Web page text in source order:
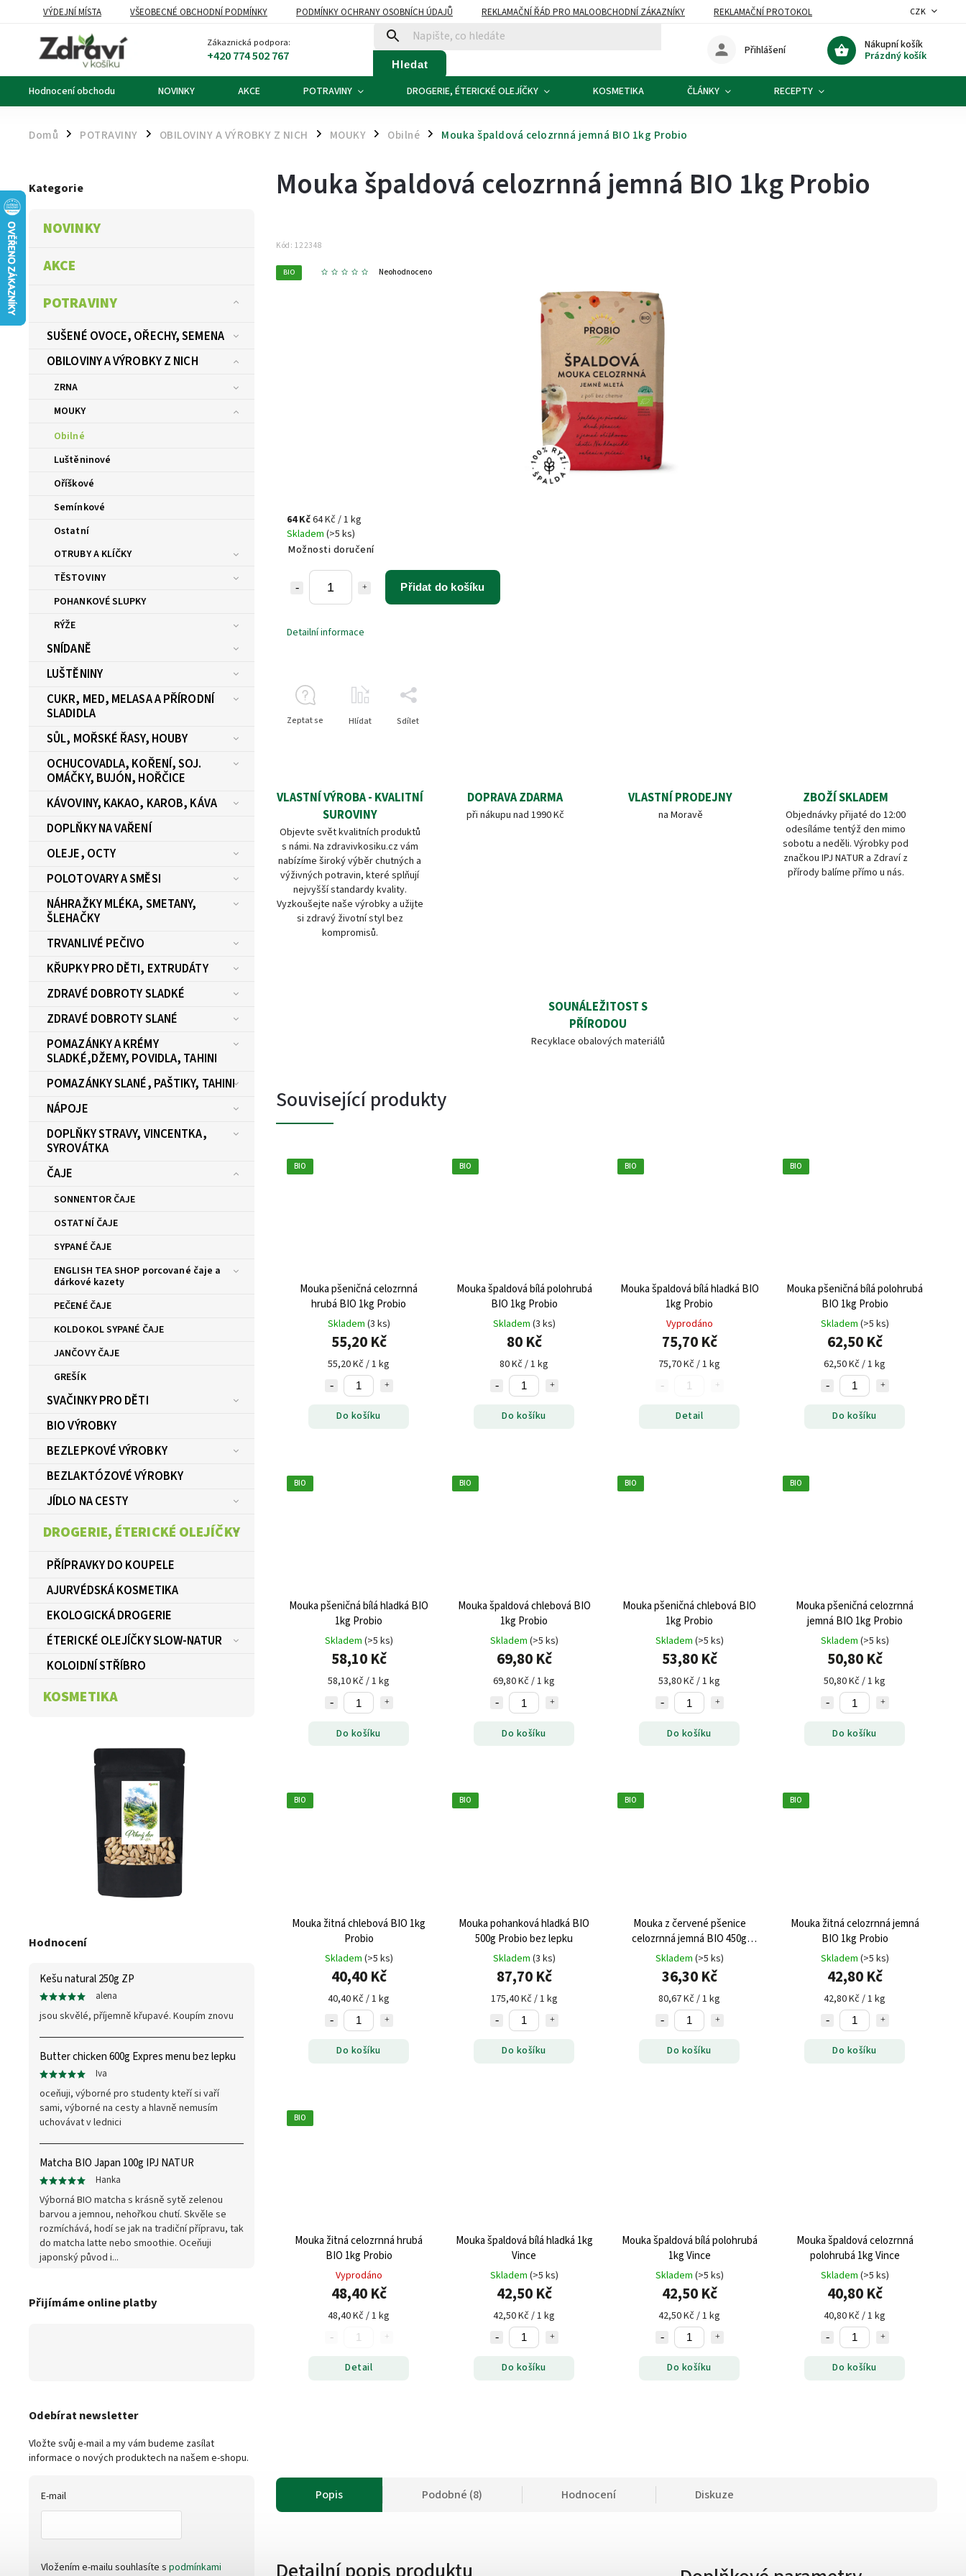
VÝDEJNÍ MÍSTA VŠEOBECNÉ OBCHODNÍ PODMÍNKY PODMÍNKY OCHRANY OSOBNÍCH ÚDAJŮ REKLAMAČNÍ ŘÁD PRO MALOOBCHODNÍ ZÁKAZNÍKY
REKLAMAČNÍ PROTOKOL
OZNÁMENÍ O ODSTOUPENÍ OD KUPNÍ SMLOUVY
KONTAKTY
CZK
Zákaznická podpora:
+420 774 502 767 Hledat
Nákupní košík
Prázdný košík
Přihlášení
Hodnocení obchodu NOVINKY AKCE POTRAVINY DROGERIE, ÉTERICKÉ OLEJÍČKY KOSMETIKA ČLÁNKY RECEPTY
Domů / POTRAVINY / OBILOVINY A VÝROBKY Z NICH / MOUKY / Obilné / Mouka špaldová celozrnná jemná BIO 1kg Probio
Kategorie
NOVINKY
AKCE
POTRAVINY
SUŠENÉ OVOCE, OŘECHY, SEMENA
OBILOVINY A VÝROBKY Z NICH
ZRNA
MOUKY
Obilné
Luštěninové
Oříškové
Semínkové
Ostatní
OTRUBY A KLÍČKY
TĚSTOVINY
POHANKOVÉ SLUPKY
RÝŽE
SNÍDANĚ
LUŠTĚNINY
CUKR, MED, MELASA A PŘÍRODNÍ
SLADIDLA
SŮL, MOŘSKÉ ŘASY, HOUBY
OCHUCOVADLA, KOŘENÍ, SOJ.
OMÁČKY, BUJÓN, HOŘČICE
KÁVOVINY, KAKAO, KAROB, KÁVA
DOPLŇKY NA VAŘENÍ
OLEJE, OCTY
POLOTOVARY A SMĚSI
NÁHRAŽKY MLÉKA, SMETANY,
ŠLEHAČKY
TRVANLIVÉ PEČIVO
KŘUPKY PRO DĚTI, EXTRUDÁTY
ZDRAVÉ DOBROTY SLADKÉ
ZDRAVÉ DOBROTY SLANÉ
POMAZÁNKY A KRÉMY
SLADKÉ,DŽEMY, POVIDLA, TAHINI
POMAZÁNKY SLANÉ, PAŠTIKY, TAHINI
NÁPOJE
DOPLŇKY STRAVY, VINCENTKA,
SYROVÁTKA
ČAJE
SONNENTOR ČAJE
OSTATNÍ ČAJE
SYPANÉ ČAJE
ENGLISH TEA SHOP porcované čaje a
dárkové kazety
PEČENÉ ČAJE
KOLDOKOL SYPANÉ ČAJE
JANČOVY ČAJE
GREŠÍK
SVAČINKY PRO DĚTI
BIO VÝROBKY
BEZLEPKOVÉ VÝROBKY
BEZLAKTÓZOVÉ VÝROBKY
JÍDLO NA CESTY
DROGERIE, ÉTERICKÉ OLEJÍČKY
PŘÍPRAVKY DO KOUPELE
AJURVÉDSKÁ KOSMETIKA
EKOLOGICKÁ DROGERIE
ÉTERICKÉ OLEJÍČKY SLOW-NATUR
KOLOIDNÍ STŘÍBRO
KOSMETIKA
Hodnocení
Kešu natural 250g ZP
alena
jsou skvělé, příjemně křupavé. Koupím znovu
Butter chicken 600g Expres menu bez lepku
Iva
oceňuji, výborné pro studenty kteří si vaří
sami, výborné na cesty a hlavně nemusím
uchovávat v lednici
Matcha BIO Japan 100g IPJ NATUR
Hanka
Výborná BIO matcha s krásně sytě zelenou
barvou a jemnou, nehořkou chutí. Skvěle se
rozmíchává, hodí se jak na tradiční přípravu, tak
do matcha latte nebo smoothie. Oceňuji
japonský původ i...
Přijímáme online platby
Odebírat newsletter
Vložte svůj e-mail a my vám budeme zasílat
informace o nových produktech na našem e-shopu.
E-mail
Vložením e-mailu souhlasíte s podmínkami
Mouka špaldová celozrnná jemná BIO 1kg Probio
Kód: 122348
BIO Neohodnoceno
64 Kč64 Kč / 1 kg
Skladem (>5 ks)
Možnosti doručení
Přidat do košíku
Detailní informace
Zeptat se Hlídat Sdílet
VLASTNÍ VÝROBA - KVALITNÍ
SUROVINY
Objevte svět kvalitních produktů
s námi. Na zdravivkosiku.cz vám
nabízíme široký výběr chutných a
výživných potravin, které splňují
nejvyšší standardy kvality.
Vyzkoušejte naše výrobky a užijte
si zdravý životní styl bez
kompromisů.
DOPRAVA ZDARMA
při nákupu nad 1990 Kč
VLASTNÍ PRODEJNY
na Moravě
ZBOŽÍ SKLADEM
Objednávky přijaté do 12:00
odesíláme tentýž den mimo
sobotu a neděli. Výrobky pod
značkou IPJ NATUR a Zdraví z
přírody balíme přímo u nás.
SOUNÁLEŽITOST S
PŘÍRODOU
Recyklace obalových materiálů
Související produkty
BIO
Mouka pšeničná celozrnná
hrubá BIO 1kg Probio
Skladem (3 ks)
55,20 Kč
55,20 Kč / 1 kg
Do košíku
BIO
Mouka špaldová bílá polohrubá
BIO 1kg Probio
Skladem (3 ks)
80 Kč
80 Kč / 1 kg
Do košíku
BIO
Mouka špaldová bílá hladká BIO
1kg Probio
Vyprodáno
75,70 Kč
75,70 Kč / 1 kg
Detail
BIO
Mouka pšeničná bílá polohrubá
BIO 1kg Probio
Skladem (>5 ks)
62,50 Kč
62,50 Kč / 1 kg
Do košíku
BIO
Mouka pšeničná bílá hladká BIO
1kg Probio
Skladem (>5 ks)
58,10 Kč
58,10 Kč / 1 kg
Do košíku
BIO
Mouka špaldová chlebová BIO
1kg Probio
Skladem (>5 ks)
69,80 Kč
69,80 Kč / 1 kg
Do košíku
BIO
Mouka pšeničná chlebová BIO
1kg Probio
Skladem (>5 ks)
53,80 Kč
53,80 Kč / 1 kg
Do košíku
BIO
Mouka pšeničná celozrnná
jemná BIO 1kg Probio
Skladem (>5 ks)
50,80 Kč
50,80 Kč / 1 kg
Do košíku
BIO
Mouka žitná chlebová BIO 1kg
Probio
Skladem (>5 ks)
40,40 Kč
40,40 Kč / 1 kg
Do košíku
BIO
Mouka pohanková hladká BIO
500g Probio bez lepku
Skladem (3 ks)
87,70 Kč
175,40 Kč / 1 kg
Do košíku
BIO
Mouka z červené pšenice
celozrnná jemná BIO 450g
Probio
Skladem (>5 ks)
36,30 Kč
80,67 Kč / 1 kg
Do košíku
BIO
Mouka žitná celozrnná jemná
BIO 1kg Probio
Skladem (>5 ks)
42,80 Kč
42,80 Kč / 1 kg
Do košíku
BIO
Mouka žitná celozrnná hrubá
BIO 1kg Probio
Vyprodáno
48,40 Kč
48,40 Kč / 1 kg
Detail
Mouka špaldová bílá hladká 1kg
Vince
Skladem (>5 ks)
42,50 Kč
42,50 Kč / 1 kg
Do košíku
Mouka špaldová bílá polohrubá
1kg Vince
Skladem (>5 ks)
42,50 Kč
42,50 Kč / 1 kg
Do košíku
Mouka špaldová celozrnná
polohrubá 1kg Vince
Skladem (>5 ks)
40,80 Kč
40,80 Kč / 1 kg
Do košíku
Popis Podobné (8) Hodnocení Diskuze